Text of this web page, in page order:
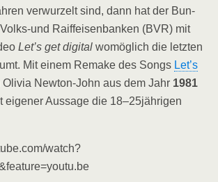
ver­wur­zelt sind, dann hat der Bun­
und Raiff­ei­sen­ban­ken (BVR) mit
Let’s get digi­tal womög­lich die letz­ten
Mit einem Remake des Songs Let’s
Oli­via New­ton-John aus dem Jahr 1981
eige­ner Aus­sa­ge die 18–25jährigen
watch?